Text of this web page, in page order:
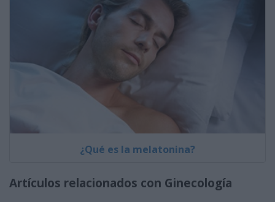
¿Qué es la melatonina?
Artículos relacionados con Ginecología